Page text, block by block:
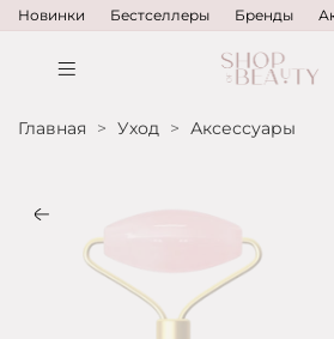
Новинки Бестселлеры Бренды
Главная Уход Аксессуары